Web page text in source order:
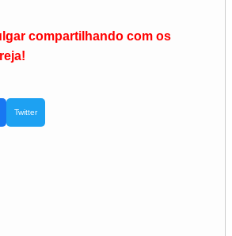
compartilhando com os
Twitter